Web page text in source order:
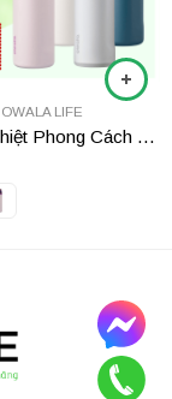
OWALA LIFE
Bình Giữ Nhiệt Phong Cách Thể Thao Owala FreeSip Insulated Stainless Steel Water Bottle 24oz